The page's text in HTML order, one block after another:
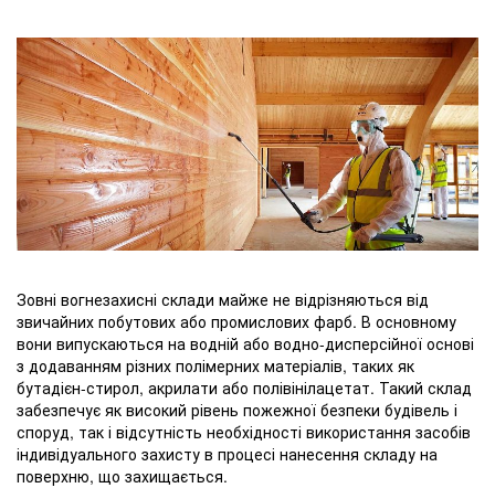
Зовні вогнезахисні склади майже не відрізняються від
звичайних побутових або промислових фарб. В основному
вони випускаються на водній або водно-дисперсійної основі
з додаванням різних полімерних матеріалів, таких як
бутадієн-стирол, акрилати або полівінілацетат. Такий склад
забезпечує як високий рівень пожежної безпеки будівель і
споруд, так і відсутність необхідності використання засобів
індивідуального захисту в процесі нанесення складу на
поверхню, що захищається.